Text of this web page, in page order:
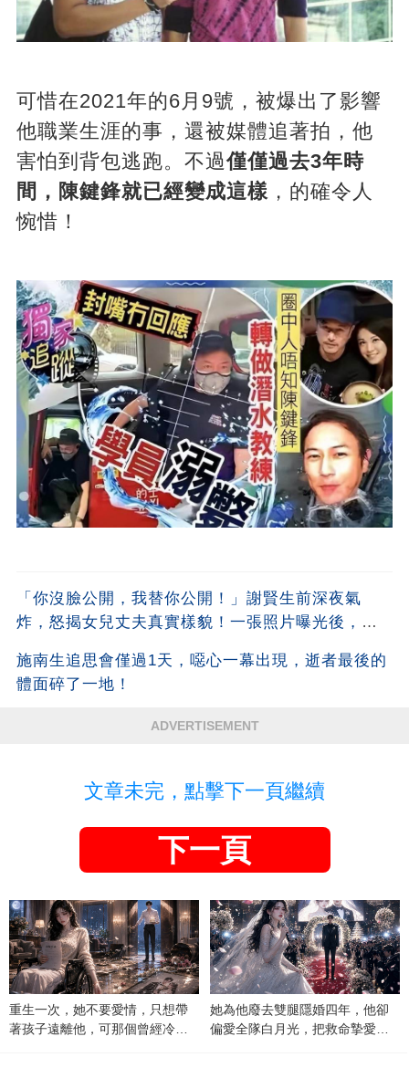
可惜在2021年的6月9號，被爆出了影響
他職業生涯的事，還被媒體追著拍，他
害怕到背包逃跑。不過僅僅過去3年時
間，陳鍵鋒就已經變成這樣 ，的確令人
惋惜！
「你沒臉公開，我替你公開！」謝賢生前深夜氣
炸，怒揭女兒丈夫真實樣貌！一張照片曝光後，全
施南生追思會僅過1天，噁心一幕出現，逝者最後的
體面碎了一地！
ADVERTISEMENT
文章未完，點擊下一頁繼續
下一頁
重生一次，她不要愛情，只想帶
著孩子遠離他，可那個曾經冷漠
她為他廢去雙腿隱婚四年，他卻
偏愛全隊白月光，把救命摯愛當